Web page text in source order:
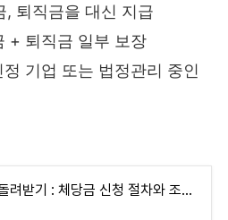
, 퇴직금을 대신 지급
+ 퇴직금 일부 보장
기업 또는 법정관리 중인
체불임금 돌려받기 : 체당금 신청 절차와 조건 (+ 대지급금 비교)